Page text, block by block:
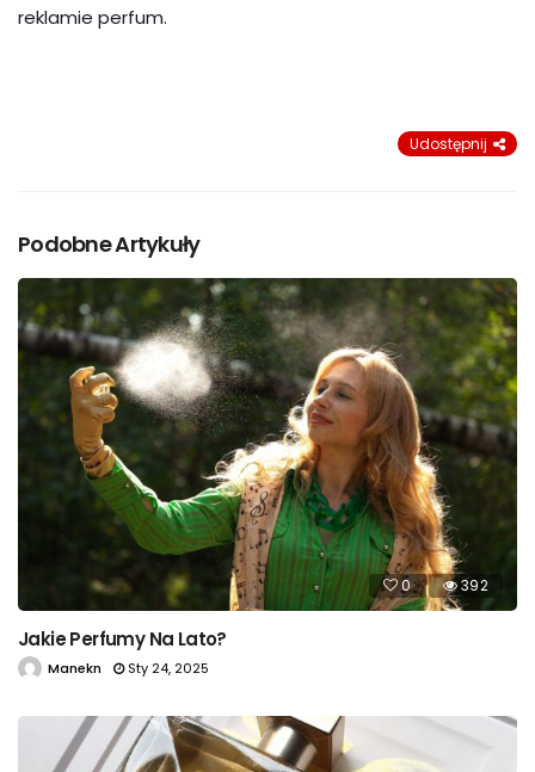
reklamie perfum.
Udostępnij
Podobne Artykuły
0 392
Jakie Perfumy Na Lato?
Manekn Sty 24, 2025